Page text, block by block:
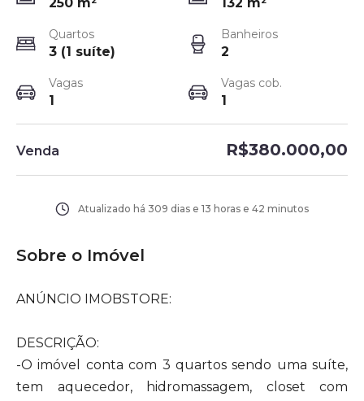
Quartos
3 (1 suíte)
Banheiros
2
Vagas
1
Vagas cob.
1
Venda R$380.000,00
Atualizado há 309 dias e 13 horas e 42 minutos
Sobre o Imóvel
ANÚNCIO IMOBSTORE:
DESCRIÇÃO:
-O imóvel conta com 3 quartos sendo uma suíte,
tem aquecedor, hidromassagem, closet com